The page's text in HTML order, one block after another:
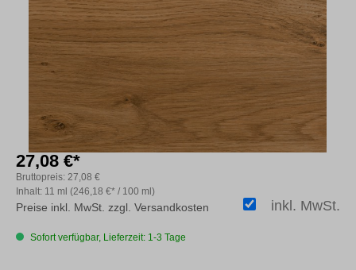
27,08 €*
Inhalt: 11 ml (246,18 €* / 100 ml)
Bruttopreis: 27,08 €
inkl. MwSt.
Preise inkl. MwSt. zzgl. Versandkosten
Sofort verfügbar, Lieferzeit: 1-3 Tage